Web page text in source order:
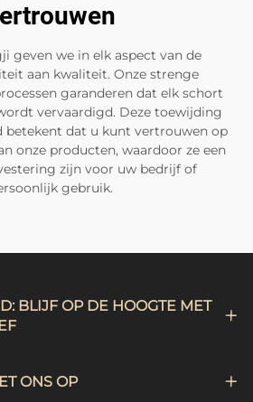
geven we in elk aspect van de
aan kwaliteit. Onze strenge
garanderen dat elk schort
vervaardigd. Deze toewijding
betekent dat u kunt vertrouwen op
onze producten, waardoor ze een
zijn voor uw bedrijf of
gebruik.
BLIJF OP DE HOOGTE MET
ONS OP